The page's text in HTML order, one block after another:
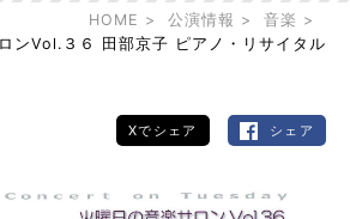
HOME 公演情報
音楽
ンVol.３６ 田部京子 ピアノ・リサイタル
Xでシェア シェア